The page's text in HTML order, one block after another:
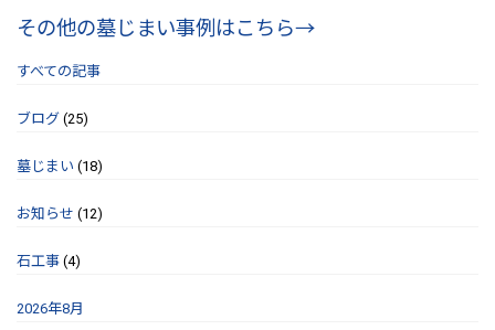
その他の墓じまい事例はこちら→
すべての記事
ブログ (25)
墓じまい (18)
お知らせ (12)
石工事 (4)
2026年8月